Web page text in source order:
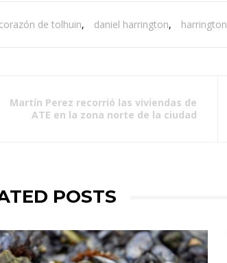
corazón de tolhuin, daniel harrington, harrington
Martín Perez recorrió las viviendas de
ATE en la zona norte de la ciudad
POSTS